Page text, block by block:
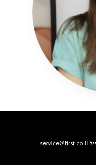
service@first.co.il